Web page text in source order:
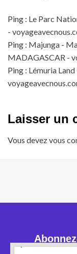
Ping : Le Parc
-
Ping : Majunga -
MADAGASCAR -
Ping : Lémuria
Laisser un
Vous devezvous